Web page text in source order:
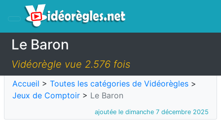
Le Baron
Vidéorègle vue 2.576 fois
Accueil > Toutes les catégories de Vidéorègles >
Jeux de Comptoir > Le Baron
ajoutée le dimanche 7 décembre 2025